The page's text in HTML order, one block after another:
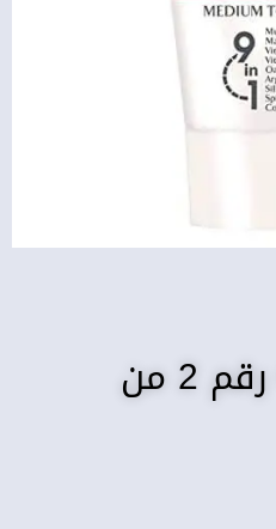
كريم أساس CC رقم 2 من